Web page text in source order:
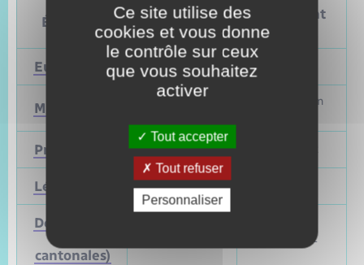
Élections
Prochain
vote
Précédent
Européennes 9 juin 2024
Municipales
Mars et juin
Présidentielle 2027
Législatives 2027
Départementales
cantonales)
Juin 2021
Ce site utilise des
cookies et vous donne
le contrôle sur ceux
que vous souhaitez
activer
Tout accepter
Tout refuser
Personnaliser